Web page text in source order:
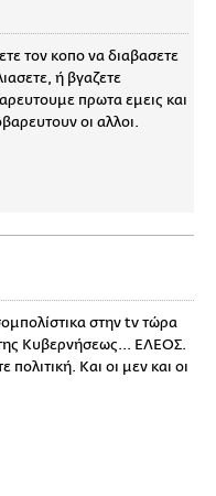
τον κοπο να διαβασετε
ή βγαζετε
πρωτα εμεις και
οι αλλοι.
στην tv τώρα
Κυβερνήσεως... ΕΛΕΟΣ.
πολιτική. Και οι μεν και οι